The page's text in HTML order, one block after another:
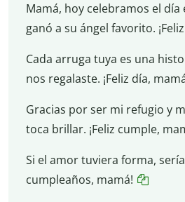
Mamá, hoy celebramos el
ganó a su ángel favorito.
Cada arruga tuya es una
nos regalaste. ¡Feliz día,
Gracias por ser mi refugio y
toca brillar. ¡Feliz cumple,
Si el amor tuviera forma,
cumpleaños, mamá!